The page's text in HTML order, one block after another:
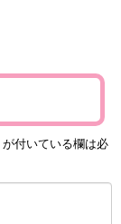
が付いている欄は必